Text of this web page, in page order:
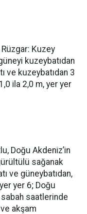
Kuzey
kuzeybatıdan
ve kuzeybatıdan 3
ila 2,0 m, yer yer
Doğu Akdeniz’in
sağanak
ve güneybatıdan,
yer 6; Doğu
sabah saatlerinde
akşam